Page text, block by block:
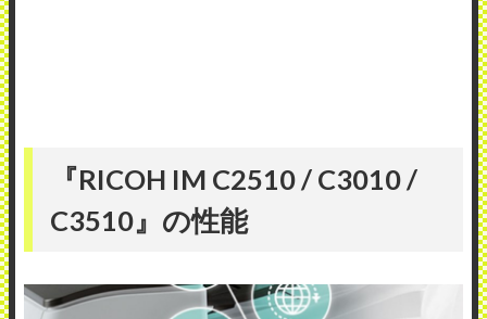
『RICOH IM C2510 / C3010 /
C3510』の性能